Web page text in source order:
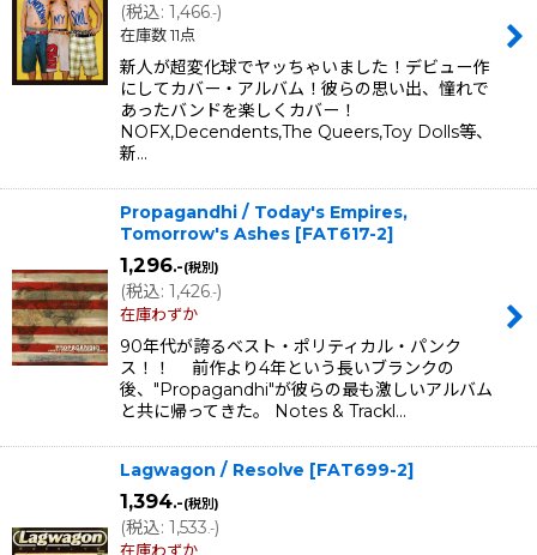
(税込: 1,466.-)
在庫数 11点
新人が超変化球でヤッちゃいました！デビュー作
にしてカバー・アルバム！彼らの思い出、憧れで
あったバンドを楽しくカバー！
NOFX,Decendents,The Queers,Toy Dolls等、
新…
Propagandhi / Today's Empires,
Tomorrow's Ashes [FAT617-2]
1,296.-(税別)
(税込: 1,426.-)
在庫わずか
90年代が誇るベスト・ポリティカル・パンク
ス！！ 前作より4年という長いブランクの
後、"Propagandhi"が彼らの最も激しいアルバム
と共に帰ってきた。 Notes & Trackl…
Lagwagon / Resolve [FAT699-2]
1,394.-(税別)
(税込: 1,533.-)
在庫わずか